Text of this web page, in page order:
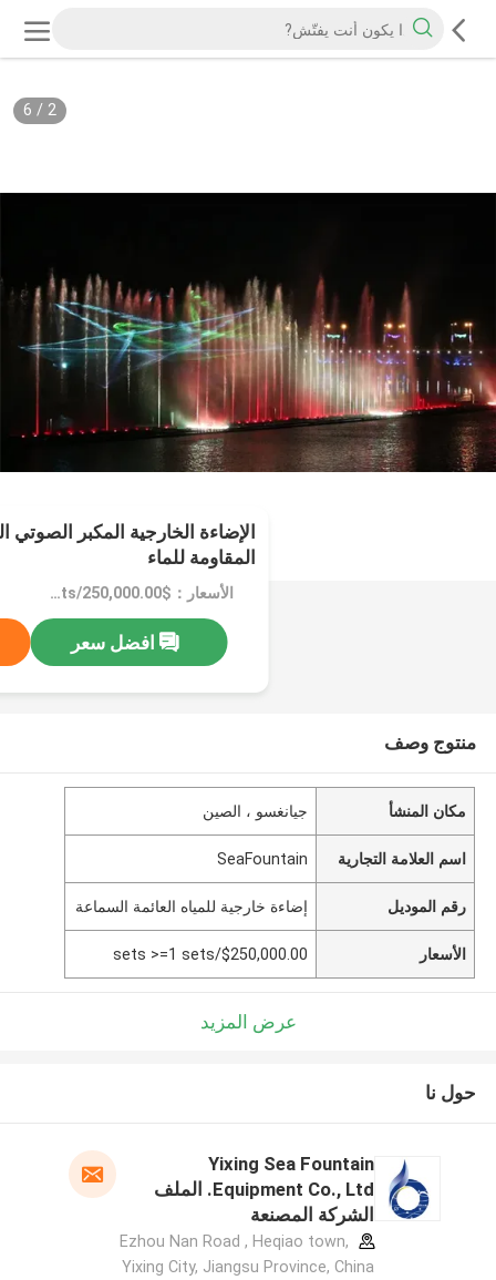
2
/
6
الإضاءة الخارجية المكبر الصوتي
المقاومة للماء
الأسعار：$250,000.00/sets >=1 sets
افضل سعر
منتوج وصف
مكان المنشأ جيانغسو ، الصين
اسم العلامة التجارية SeaFountain
رقم الموديل إضاءة خارجية للمياه العائمة السماعة
الأسعار $250,000.00/sets >=1 sets
عرض المزيد
حول نا
Yixing Sea Fountain
Equipment Co., Ltd. الملف
الشركة المصنعة
Ezhou Nan Road , Heqiao town,
Yixing City, Jiangsu Province, China